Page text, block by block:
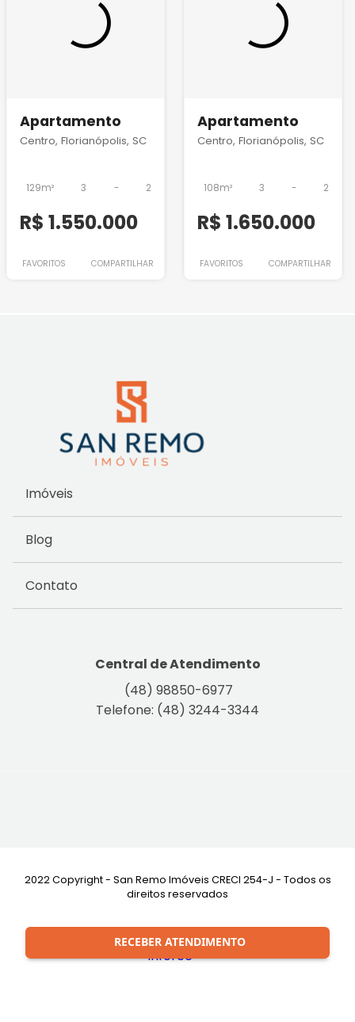
RECEBER ATENDIMENTO
Apartamento
Centro, Florianópolis, SC
129m² 3 - 2
R$ 1.550.000
FAVORITOS COMPARTILHAR
Apartamento
Centro, Florianópolis, SC
108m² 3 - 2
R$ 1.650.000
FAVORITOS COMPARTILHAR
Imóveis
Blog
Contato
Central de Atendimento
(48) 98850-6977
Telefone: (48) 3244-3344
2022 Copyright - San Remo Imóveis CRECI 254-J - Todos os
direitos reservados